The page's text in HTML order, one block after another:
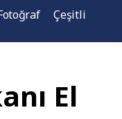
Çeşitli
El